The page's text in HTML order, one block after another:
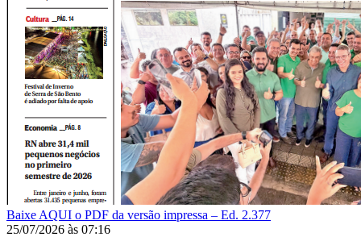
Baixe AQUI o PDF da versão impressa – Ed. 2.377
25/07/2026 às 07:16